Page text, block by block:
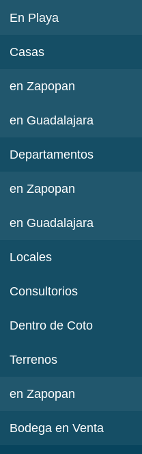
En Playa
Casas
en Zapopan
en Guadalajara
Departamentos
en Zapopan
en Guadalajara
Locales
Consultorios
Dentro de Coto
Terrenos
en Zapopan
Bodega en Venta